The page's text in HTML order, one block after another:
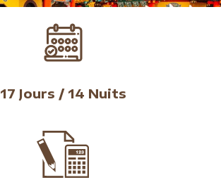
17 Jours / 14 Nuits